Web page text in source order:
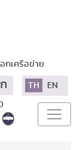
กเครือข่าย
ก TH EN